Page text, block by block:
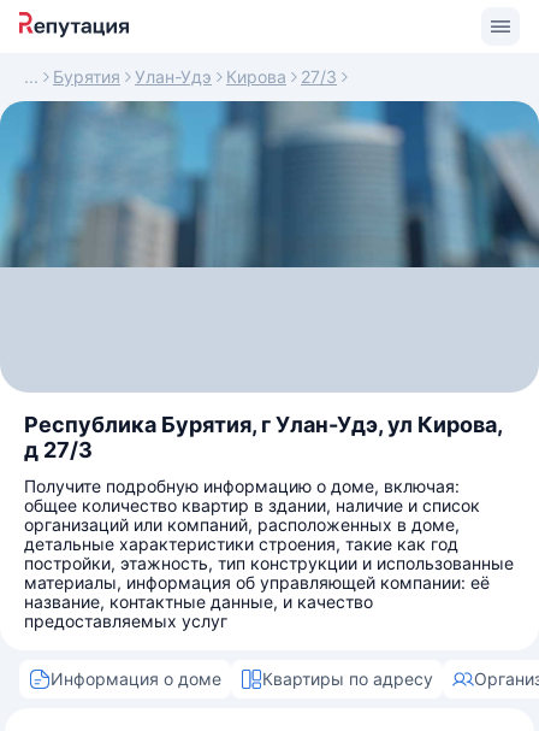
Бурятия Улан-Удэ Кирова 27/3
Республика Бурятия, г Улан-Удэ, ул Кирова,
д 27/3
Получите подробную информацию о доме, включая:
общее количество квартир в здании, наличие и список
организаций или компаний, расположенных в доме,
детальные характеристики строения, такие как год
постройки, этажность, тип конструкции и использованные
материалы, информация об управляющей компании: её
название, контактные данные, и качество
предоставляемых услуг
Информация о доме Квартиры по адресу